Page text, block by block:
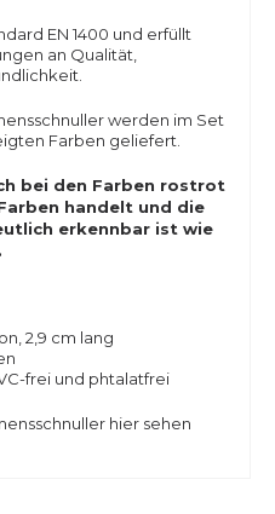
EN 1400 und erfüllt
an Qualität,
werden im Set
Farben geliefert.
bei den Farben rostrot
handelt und die
erkennbar ist wie
2,9 cm lang
frei und phtalatfrei
hier sehen